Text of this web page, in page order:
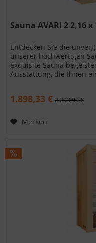
Sauna AVARI 2 2,16 x
Entdecken Sie die
unserer hochwertigen
exquisite Sauna
Ausstattung, die Ihnen
1.898,33 € 2.293,99 €
Merken